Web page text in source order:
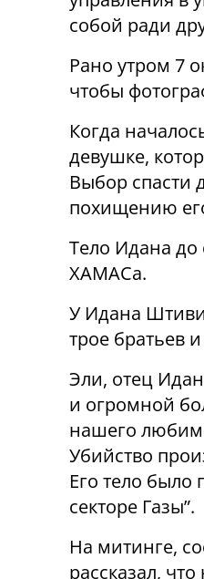
собой ради
Рано утром 7
чтобы
Когда
девушке,
Выбор спасти
похищению
Тело Идана до
ХАМАСа.
У Идана
трое братьев
Эли, отец
и огромной
нашего
Убийство
Его тело было
секторе Газы”.
На митинге,
рассказал,